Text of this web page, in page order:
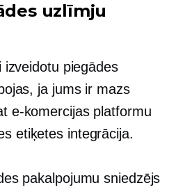
uzlīmju
piegādes
ja jums ir mazs
e-komercijas platformu
etiķetes integrācija.
pakalpojumu sniedzējs